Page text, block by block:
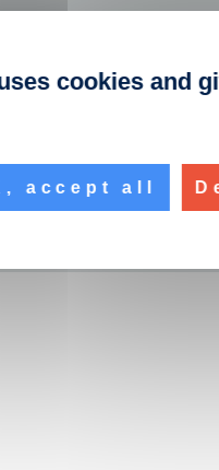
cookies and
accept all